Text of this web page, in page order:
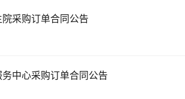
采购订单合同公告
中心采购订单合同公告